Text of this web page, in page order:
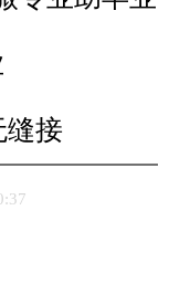
缝接